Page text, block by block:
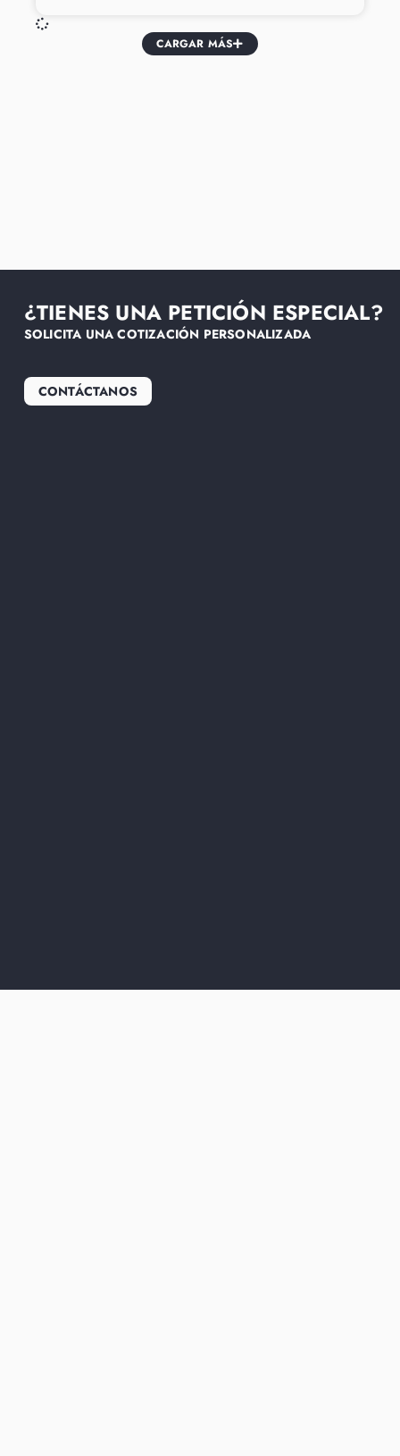
CARGAR MÁS
¿TIENES UNA PETICIÓN ESPECIAL?
SOLICITA UNA COTIZACIÓN PERSONALIZADA
CONTÁCTANOS